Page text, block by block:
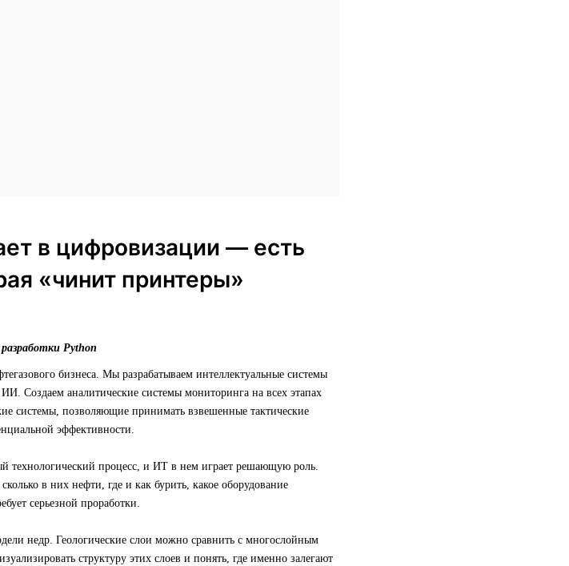
в цифровизации — есть
«чинит принтеры»
Python
бизнеса. Мы разрабатываем интеллектуальные системы
Создаем аналитические системы мониторинга на всех этапах
системы, позволяющие принимать взвешенные тактические
эффективности.
технологический процесс, и ИТ в нем играет решающую роль.
в них нефти, где и как бурить, какое оборудование
серьезной проработки.
недр. Геологические слои можно сравнить с многослойным
структуру этих слоев и понять, где именно залегают